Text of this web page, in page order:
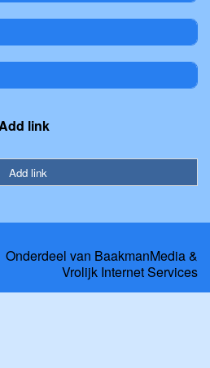
link
Add link
van BaakmanMedia&
Vrolijk Internet Services